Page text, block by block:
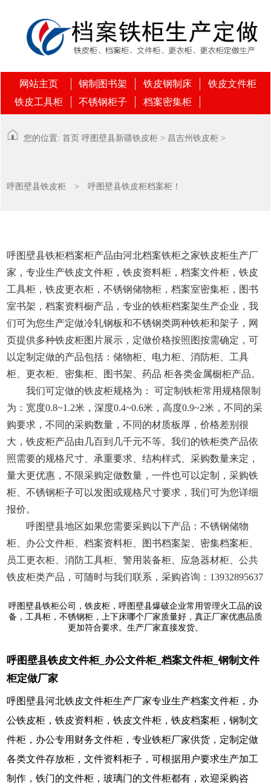
网站主页 钢制图书架 铁皮钢制床
铁皮文件柜
铁皮工具柜
不锈钢柜子 档案密集柜
您的位置: 首页 呼图壁县新疆铁皮柜 > 昌吉州铁皮柜 >
呼图壁县铁皮柜 > 呼图壁县铁皮柜档案柜！
呼图壁县铁柜档案柜产品由河北档案铁柜之家铁皮柜生产厂
家，专业生产铁皮文件柜，铁皮资料柜，档案文件柜，铁皮
工具柜，铁皮更衣柜，不锈钢储物柜，档案室密集柜，图书
室书架，档案资料橱产品，专业的铁柜档案架生产企业，我
们可为您生产定做冷轧钢板和不锈钢类两种铁柜和架子，网
页提供多种铁皮柜图片展示，定做价格按照图按需确定，可
以定制定做的产品包括：储物柜、电力柜、消防柜、工具
柜、更衣柜、密集柜、图书架、药品 柜各类金属橱柜产品。
我们可定做的铁皮柜规格为： 可定制铁柜常用规格限制
为：宽度0.8~1.2米，深度0.4~0.6米，高度0.9~2米，不同的采
购要求，不同的采购数量，不同的材质板厚，价格差别很
大，铁皮柜产品由几百到几千元不等。我们的铁柜类产品依
照需要的规格尺寸、承重要求、结构样式、采购数量来定，
量大更优惠，不限采购定做数量，一件也可以定制，采购铁
柜、不锈钢柜子可以发图或规格尺寸要求，我们可为您详细
报价。
呼图壁县地区如果您需要采购以下产品：不锈钢储物
柜、办公文件柜、档案资料柜、图书档案架、密集档案柜、
员工更衣柜、消防工具柜、警用装备柜、应急器材柜、公共
铁皮柜类产品，可随时与我们联系，采购咨询：13932895637
呼图壁县铁柜公司，铁皮柜，呼图壁县爆破企业常用管理火工品的设
备，工具柜，不锈钢柜，上下床哪个厂家质量好，真正厂家优惠品质
更加符合要求。生产厂家直接发货。
呼图壁县铁皮文件柜_办公文件柜_档案文件柜_钢制文件
柜定做厂家
呼图壁县河北铁皮文件柜生产厂家专业生产档案文件柜，办
公铁皮柜，铁皮资料柜，铁皮文件柜，铁皮档案柜，钢制文
件柜，办公专用财务文件柜，专业铁柜厂家供货，定制定做
各类文件存放柜，文件资料柜子，可根据用户要求生产加工
制作，铁门的文件柜，玻璃门的文件柜都有，欢迎采购咨